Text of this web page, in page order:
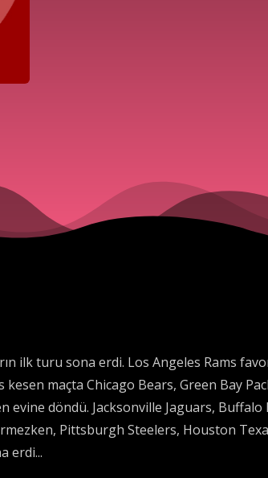
ilk turu sona erdi. Los Angeles Rams
maçta Chicago Bears, Green Bay
döndü. Jacksonville Jaguars, Buffalo
Pittsburgh Steelers, Houston
erdi...